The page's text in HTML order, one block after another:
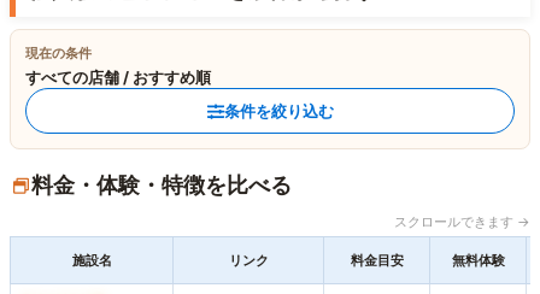
現在の条件
すべての店舗 / おすすめ順
条件を絞り込む
料金・体験・特徴を比べる
スクロールできます →
施設名 リンク 料金目安 無料体験